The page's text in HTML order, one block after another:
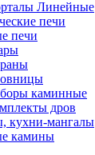
Линейные
печи
печи
каминные
дров
кухни-мангалы
камины